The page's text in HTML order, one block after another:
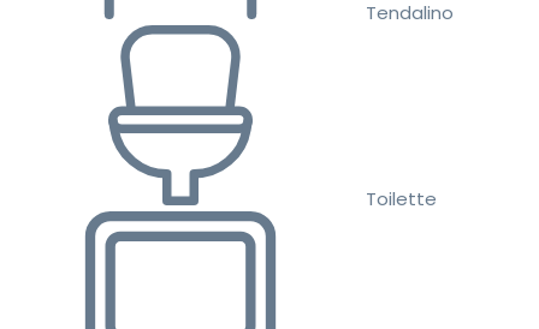
Tendalino
Toilette